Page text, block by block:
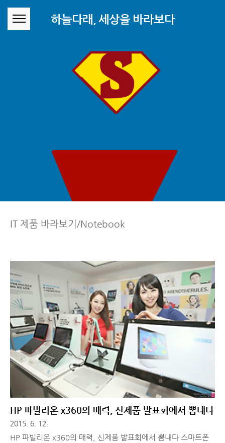
하늘다래, 세상을 바라보다
IT 제품 바라보기/Notebook
HP 파빌리온 x360의 매력, 신제품 발표회에서 뽐내다
2015. 6. 12.
HP 파빌리온 x360의 매력, 신제품 발표회에서 뽐내다 스마트폰